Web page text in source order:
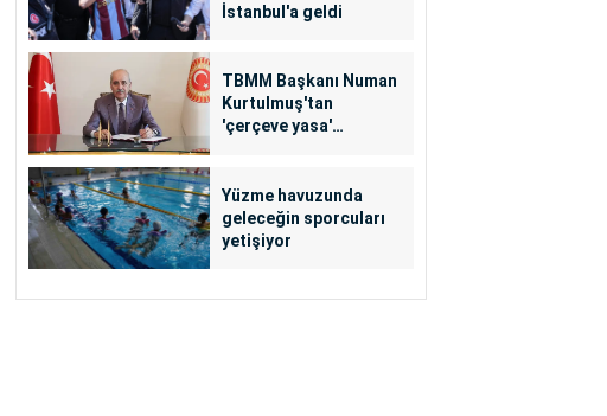
İstanbul'a geldi
TBMM Başkanı Numan
Kurtulmuş'tan
'çerçeve yasa'
Yüzme havuzunda
geleceğin sporcuları
yetişiyor